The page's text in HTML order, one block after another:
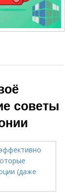
советы